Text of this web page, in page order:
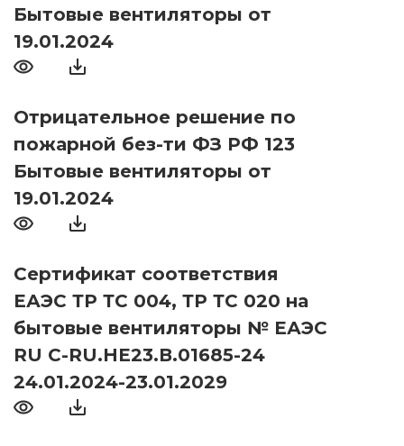
Бытовые вентиляторы от
19.01.2024
Отрицательное решение по
пожарной без-ти ФЗ РФ 123
Бытовые вентиляторы от
19.01.2024
Сертификат соответствия
ЕАЭС ТР ТС 004, ТР ТС 020 на
бытовые вентиляторы № ЕАЭС
RU С-RU.НЕ23.В.01685-24
24.01.2024-23.01.2029